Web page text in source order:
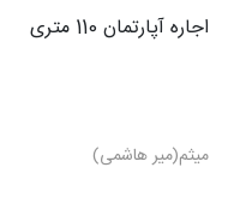
اجاره آپارتمان 110 متری
میثم(میر هاشمی)